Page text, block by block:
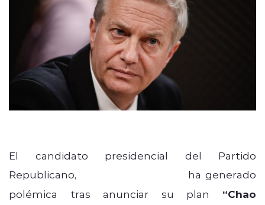
El candidato presidencial del Partido
Republicano,
ha generado
polémica tras anunciar su plan “Chao